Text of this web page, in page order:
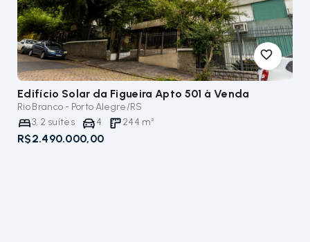
Edifício Solar da Figueira Apto 501 à Venda
Rio Branco - Porto Alegre/RS
3, 2 suítes 4 244 m²
R$2.490.000,00